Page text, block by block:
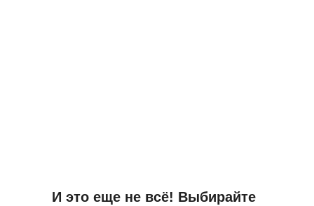
И это еще не всё! Выбирайте